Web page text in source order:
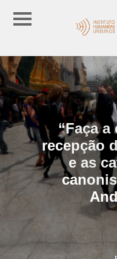
“Faça a
recepção
e as